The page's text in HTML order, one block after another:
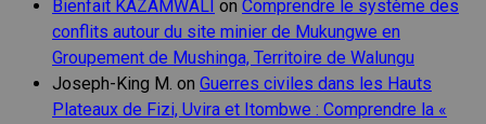
Bienfait KAZAMWALI on Comprendre le système des
conflits autour du site minier de Mukungwe en
Groupement de Mushinga, Territoire de Walungu
Joseph-King M. on Guerres civiles dans les Hauts
Plateaux de Fizi, Uvira et Itombwe : Comprendre la «